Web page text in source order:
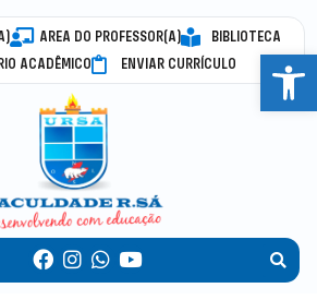
AREA DO PROFESSOR(A)
BIBLIOTECA
ACADÊMICO
ENVIAR CURRÍCULO Abrir